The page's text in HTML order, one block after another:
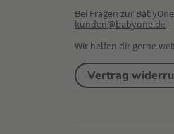
Bei Fragen zur
kunden@babyone.de
Wir helfen dir gerne
Vertrag